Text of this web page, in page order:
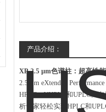
产品介绍：
XP 2.5 μm色谱柱：超高性
2.5 μm eXtended
HPLC，UHPLC和UPLC。
析专家轻松实现HPLC和